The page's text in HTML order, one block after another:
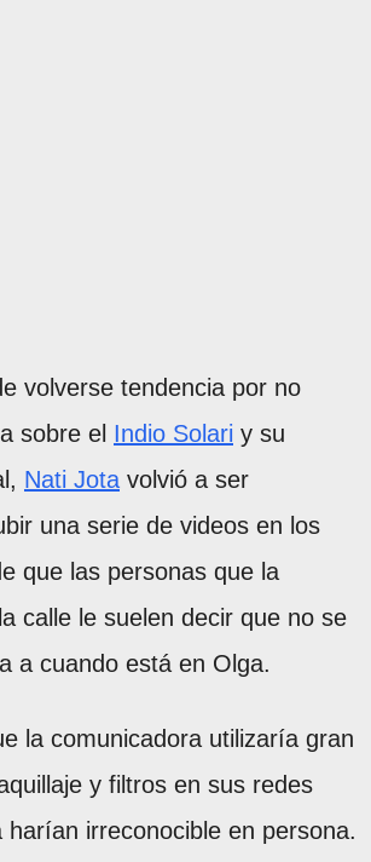
volverse tendencia por no
sobre el Indio Solari y su
Nati Jota volvió a ser
una serie de videos en los
que las personas que la
calle le suelen decir que no se
a cuando está en Olga.
la comunicadora utilizaría gran
y filtros en sus redes
harían irreconocible en persona.